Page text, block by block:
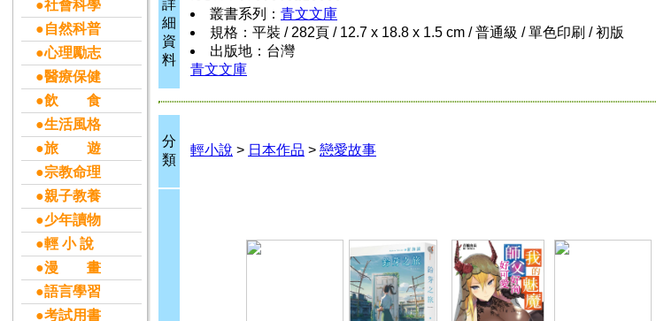
●社會科學
●自然科普
●心理勵志
●醫療保健
●飲 食
●生活風格
●旅 遊
●宗教命理
●親子教養
●少年讀物
●輕 小 說
●漫 畫
●語言學習
●考試用書
詳
細
資
料
叢書系列： 青文文庫
規格：平裝 / 282頁 / 12.7 x 18.8 x 1.5 cm / 普通級 / 單色印刷 / 初版
出版地：台灣
青文文庫
分
類
輕小說 > 日本作品 > 戀愛故事